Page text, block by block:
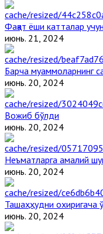
Фақат ёши катталар учун
июнь. 21, 2024
Барча муаммоларнинг
июнь. 20, 2024
Вожиб бўлди
июнь. 20, 2024
Неъматларга амалий
июнь. 20, 2024
Ташаҳҳудни охиригача
июнь. 20, 2024